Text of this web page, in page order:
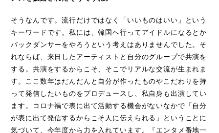
そうなんです。流行だけではなく「いいものはいい」という
キーワードです。私には、韓国へ行ってアイドルになるとか
バックダンサーをやろうという考えはありませんでした。そ
れならば、来日したアーティストと自分のグループで共演を
する。共演をするからこそ、そこでリアルな交流が生まれま
す。ここ数年はだんだんと自分が作ったものやこだわりを持
って発信したいものをプロデュースし、私自身も出演してい
ます。コロナ禍で表に出て活動する機会がないなかで「自分
が表に出て発信するからこそ人に伝えられる」ということに
気づいて、今年度から力を入れています。『エンタメ番地一